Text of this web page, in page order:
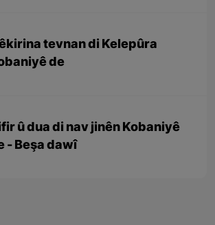
tevnan di Kelepûra
de
û dua di nav jinên Kobaniyê
- Beşa dawî